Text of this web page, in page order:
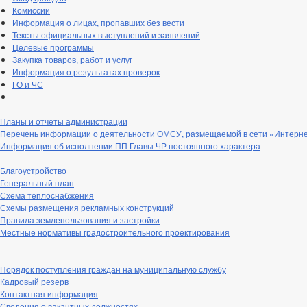
Комиссии
Информация о лицах, пропавших без вести
Тексты официальных выступлений и заявлений
Целевые программы
Закупка товаров, работ и услуг
Информация о результатах проверок
ГО и ЧС
Планы и отчеты администрации
Перечень информации о деятельности ОМСУ, размещаемой в сети
Информация об исполнении ПП Главы ЧР постоянного характера
Благоустройство
Генеральный план
Схема теплоснабжения
Схемы размещения рекламных конструкций
Правила землепользования и застройки
Местные нормативы градостроительного проектирования
Порядок поступления граждан на муниципальную службу
Кадровый резерв
Контактная информация